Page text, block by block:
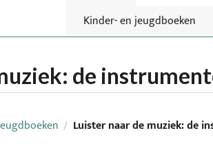
Kinder- en jeugdboeken
de
/ Luister naar de muziek: de